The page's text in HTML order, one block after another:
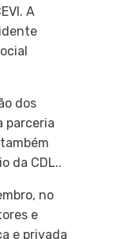
A

dos
parceria
da CDL..
no
e
e privada